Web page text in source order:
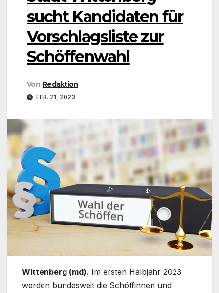
sucht Kandidaten für
Vorschlagsliste zur
Schöffenwahl
Von Redaktion
FEB. 21, 2023
Wittenberg (md). Im ersten Halbjahr 2023
werden bundesweit die Schöffinnen und